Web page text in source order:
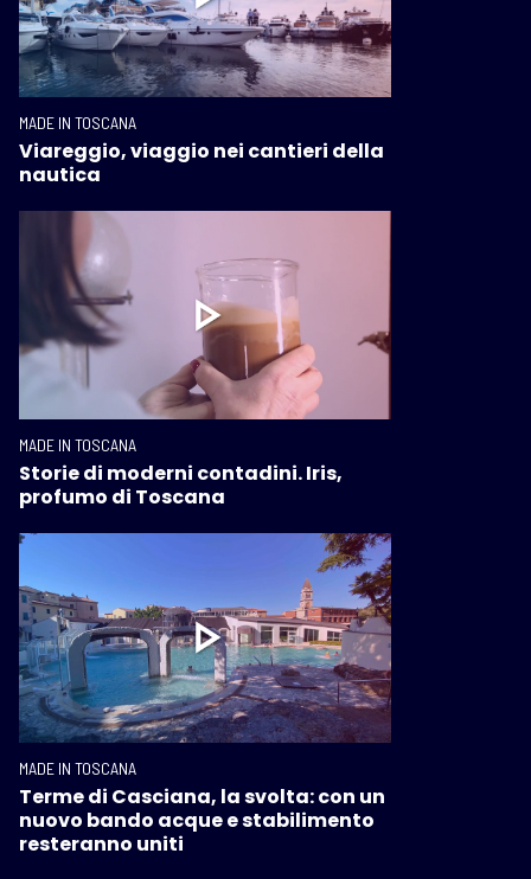
MADE IN TOSCANA
Viareggio, viaggio nei cantieri della
nautica
MADE IN TOSCANA
Storie di moderni contadini. Iris,
profumo di Toscana
MADE IN TOSCANA
Terme di Casciana, la svolta: con un
nuovo bando acque e stabilimento
resteranno uniti